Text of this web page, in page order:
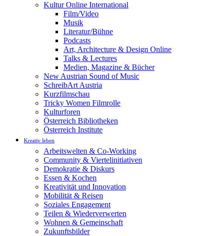
Kultur Online International
Film/Video
Musik
Literatur/Bühne
Podcasts
Art, Architecture & Design Online
Talks & Lectures
Medien, Magazine & Bücher
New Austrian Sound of Music
SchreibArt Austria
Kurzfilmschau
Tricky Women Filmrolle
Kulturforen
Österreich Bibliotheken
Österreich Institute
Kreativ leben
Arbeitswelten & Co-Working
Community & Viertelinitiativen
Demokratie & Diskurs
Essen & Kochen
Kreativität und Innovation
Mobilität & Reisen
Soziales Engagement
Teilen & Wiederverwerten
Wohnen & Gemeinschaft
Zukunftsbilder